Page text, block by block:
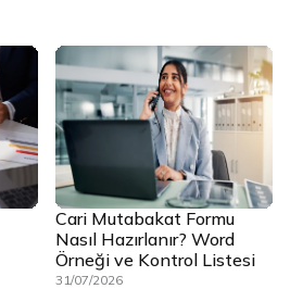
Cari Mutabakat Formu
Nasıl Hazırlanır? Word
Örneği ve Kontrol Listesi
31/07/2026